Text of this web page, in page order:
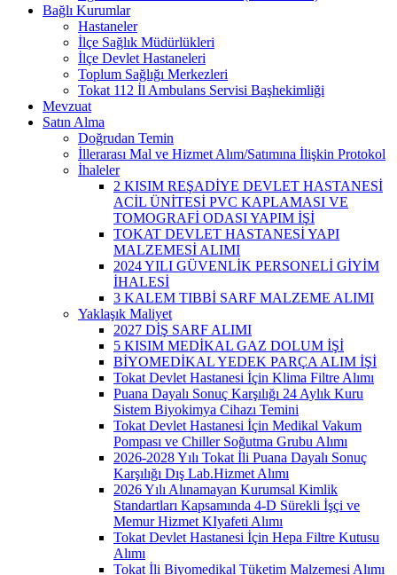
Bağlı Kurumlar
Hastaneler
İlçe Sağlık Müdürlükleri
İlçe Devlet Hastaneleri
Toplum Sağlığı Merkezleri
Tokat 112 İl Ambulans Servisi Başhekimliği
Mevzuat
Satın Alma
Doğrudan Temin
İllerarası Mal ve Hizmet Alım/Satımına İlişkin Protokol
İhaleler
2 KISIM REŞADİYE DEVLET HASTANESİ
ACİL ÜNİTESİ PVC KAPLAMASI VE
TOMOGRAFİ ODASI YAPIM İŞİ
TOKAT DEVLET HASTANESİ YAPI
MALZEMESİ ALIMI
2024 YILI GÜVENLİK PERSONELİ GİYİM
İHALESİ
3 KALEM TIBBİ SARF MALZEME ALIMI
Yaklaşık Maliyet
2027 DİŞ SARF ALIMI
5 KISIM MEDİKAL GAZ DOLUM İŞİ
BİYOMEDİKAL YEDEK PARÇA ALIM İŞİ
Tokat Devlet Hastanesi İçin Klima Filtre Alımı
Puana Dayalı Sonuç Karşılığı 24 Aylık Kuru
Sistem Biyokimya Cihazı Temini
Tokat Devlet Hastanesi İçin Medikal Vakum
Pompası ve Chiller Soğutma Grubu Alımı
2026-2028 Yılı Tokat İli Puana Dayalı Sonuç
Karşılığı Dış Lab.Hizmet Alımı
2026 Yılı Alınamayan Kurumsal Kimlik
Standartları Kapsamında 4-D Sürekli İşçi ve
Memur Hizmet KIyafeti Alımı
Tokat Devlet Hastanesi İçin Hepa Filtre Kutusu
Alımı
Tokat İli Biyomedikal Tüketim Malzemesi Alımı